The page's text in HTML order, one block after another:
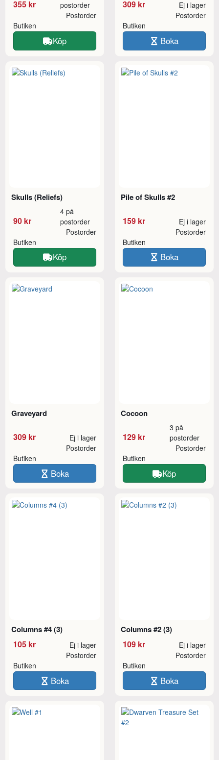
355 kr postorder
Butiken
Postorder
Köp
309 kr Ej i lager
Butiken
Postorder
Boka
Skulls (Reliefs)
90 kr
4 på
postorder
Butiken
Postorder
Köp
Pile of Skulls #2
159 kr Ej i lager
Butiken
Postorder
Boka
Graveyard
309 kr Ej i lager
Butiken
Postorder
Boka
Cocoon
129 kr
3 på
postorder
Butiken
Postorder
Köp
Columns #4 (3)
105 kr Ej i lager
Butiken
Postorder
Boka
Columns #2 (3)
109 kr Ej i lager
Butiken
Postorder
Boka